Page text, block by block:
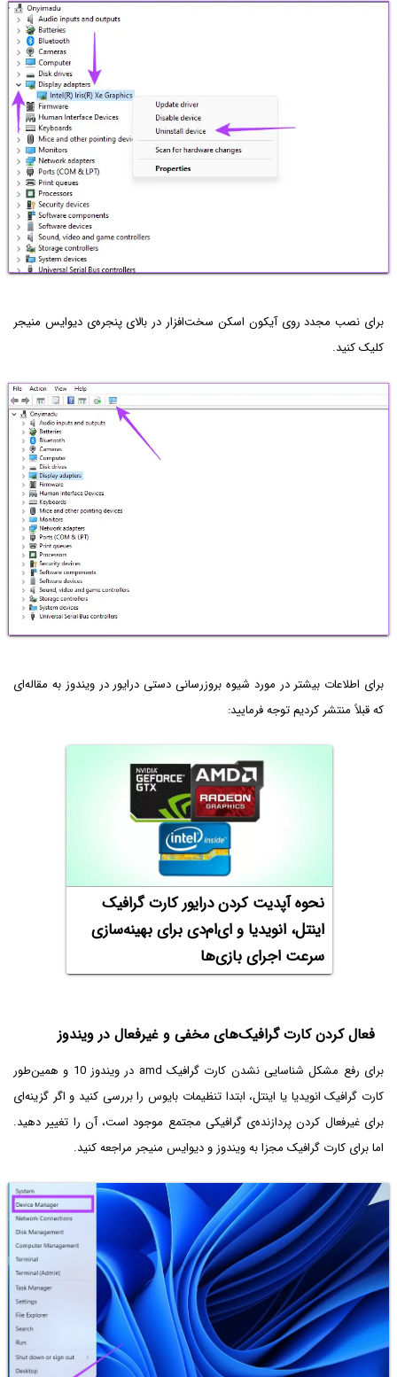
برای نصب مجدد روی آیکون اسکن سخت‌افزار در بالای پنجره‌ی دیوایس منیجر
کلیک کنید.
برای اطلاعات بیشتر در مورد شیوه بروزرسانی دستی درایور در ویندوز به مقاله‌ای
که قبلاً منتشر کردیم توجه فرمایید:
نحوه آپدیت کردن درایور کارت گرافیک
اینتل، انویدیا و ای‌ام‌دی برای بهینه‌سازی
سرعت اجرای بازی‌ها
فعال کردن کارت گرافیک‌های مخفی و غیرفعال در ویندوز
برای رفع مشکل شناسایی نشدن کارت گرافیک amd در ویندوز 10 و همین‌طور
کارت گرافیک انویدیا یا اینتل، ابتدا تنظیمات بایوس را بررسی کنید و اگر گزینه‌ای
برای غیرفعال کردن پردازنده‌ی گرافیکی مجتمع موجود است، آن را تغییر دهید.
اما برای کارت گرافیک مجزا به ویندوز و دیوایس منیجر مراجعه کنید.